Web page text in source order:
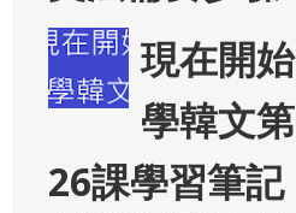
現在開始
學韓文第
26課學習筆記